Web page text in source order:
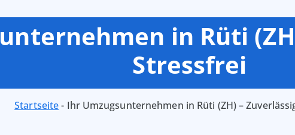
in Rüti
Stressfrei
Startseite- Ihr Umzugsunternehmen in Rüti (ZH) –